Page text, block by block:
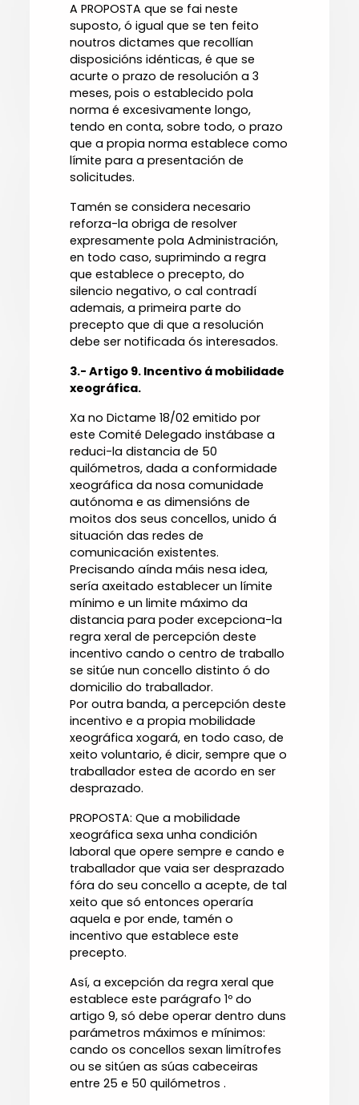
A PROPOSTA que se fai neste
suposto, ó igual que se ten feito
noutros dictames que recollían
disposicións idénticas, é que se
acurte o prazo de resolución a 3
meses, pois o establecido pola
norma é excesivamente longo,
tendo en conta, sobre todo, o prazo
que a propia norma establece como
límite para a presentación de
solicitudes.
Tamén se considera necesario
reforza-la obriga de resolver
expresamente pola Administración,
en todo caso, suprimindo a regra
que establece o precepto, do
silencio negativo, o cal contradí
ademais, a primeira parte do
precepto que di que a resolución
debe ser notificada ós interesados.
3.- Artigo 9. Incentivo á mobilidade
xeográfica.
Xa no Dictame 18/02 emitido por
este Comité Delegado instábase a
reduci-la distancia de 50
quilómetros, dada a conformidade
xeográfica da nosa comunidade
autónoma e as dimensións de
moitos dos seus concellos, unido á
situación das redes de
comunicación existentes.
Precisando aínda máis nesa idea,
sería axeitado establecer un límite
mínimo e un limite máximo da
distancia para poder excepciona-la
regra xeral de percepción deste
incentivo cando o centro de traballo
se sitúe nun concello distinto ó do
domicilio do traballador.
Por outra banda, a percepción deste
incentivo e a propia mobilidade
xeográfica xogará, en todo caso, de
xeito voluntario, é dicir, sempre que o
traballador estea de acordo en ser
desprazado.
PROPOSTA: Que a mobilidade
xeográfica sexa unha condición
laboral que opere sempre e cando e
traballador que vaia ser desprazado
fóra do seu concello a acepte, de tal
xeito que só entonces operaría
aquela e por ende, tamén o
incentivo que establece este
precepto.
Así, a excepción da regra xeral que
establece este parágrafo 1º do
artigo 9, só debe operar dentro duns
parámetros máximos e mínimos:
cando os concellos sexan limítrofes
ou se sitúen as súas cabeceiras
entre 25 e 50 quilómetros .